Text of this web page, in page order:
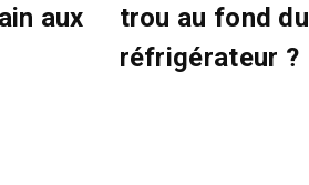
aux
trou au fond du
réfrigérateur ?